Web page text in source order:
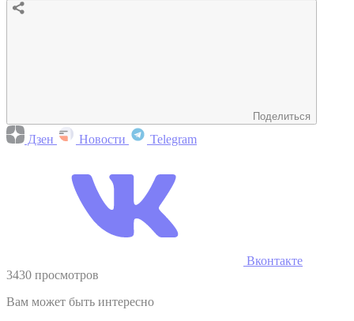
Поделиться
Дзен Новости Telegram
Вконтакте
3430 просмотров
Вам может быть интересно